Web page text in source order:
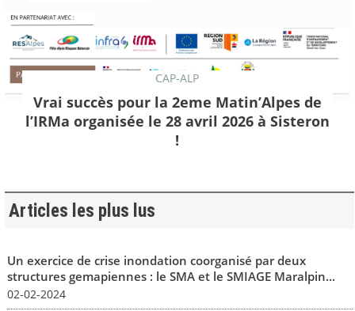
CAP-ALP
Vrai succès pour la 2eme Matin’Alpes de
l’IRMa organisée le 28 avril 2026 à Sisteron
!
Articles les plus lus
Un exercice de crise inondation coorganisé par deux
structures gemapiennes : le SMA et le SMIAGE Maralpin...
02-02-2024